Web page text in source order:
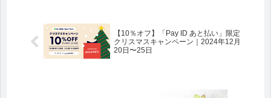
【10％オフ】「Pay ID あと払い」限定
クリスマスキャンペーン｜2024年12月
20日〜25日